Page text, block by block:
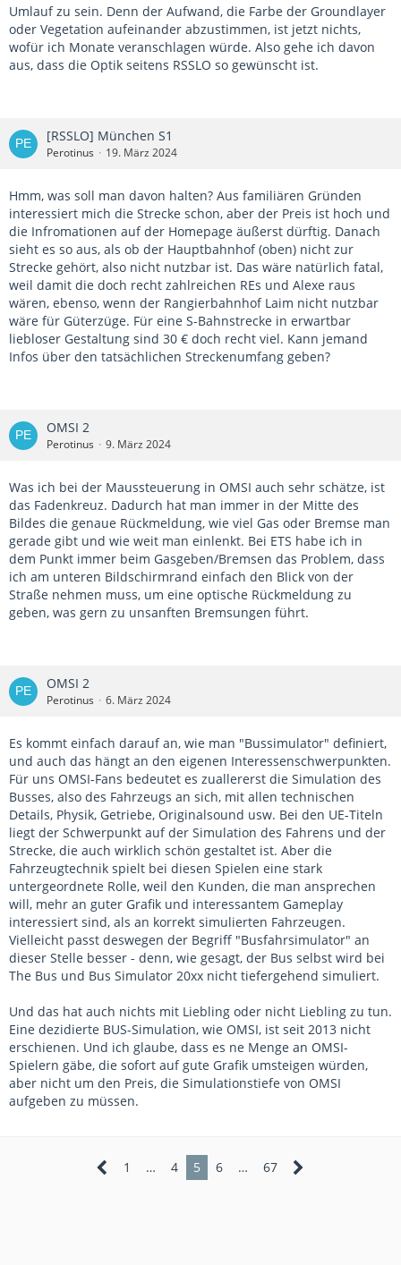
Umlauf zu sein. Denn der Aufwand, die Farbe der Groundlayer
oder Vegetation aufeinander abzustimmen, ist jetzt nichts,
wofür ich Monate veranschlagen würde. Also gehe ich davon
aus, dass die Optik seitens RSSLO so gewünscht ist.
[RSSLO] München S1
Perotinus 19. März 2024
Hmm, was soll man davon halten? Aus familiären Gründen
interessiert mich die Strecke schon, aber der Preis ist hoch und
die Infromationen auf der Homepage äußerst dürftig. Danach
sieht es so aus, als ob der Hauptbahnhof (oben) nicht zur
Strecke gehört, also nicht nutzbar ist. Das wäre natürlich fatal,
weil damit die doch recht zahlreichen REs und Alexe raus
wären, ebenso, wenn der Rangierbahnhof Laim nicht nutzbar
wäre für Güterzüge. Für eine S-Bahnstrecke in erwartbar
liebloser Gestaltung sind 30 € doch recht viel. Kann jemand
Infos über den tatsächlichen Streckenumfang geben?
OMSI 2
Perotinus 9. März 2024
Was ich bei der Maussteuerung in OMSI auch sehr schätze, ist
das Fadenkreuz. Dadurch hat man immer in der Mitte des
Bildes die genaue Rückmeldung, wie viel Gas oder Bremse man
gerade gibt und wie weit man einlenkt. Bei ETS habe ich in
dem Punkt immer beim Gasgeben/Bremsen das Problem, dass
ich am unteren Bildschirmrand einfach den Blick von der
Straße nehmen muss, um eine optische Rückmeldung zu
geben, was gern zu unsanften Bremsungen führt.
OMSI 2
Perotinus 6. März 2024
Es kommt einfach darauf an, wie man "Bussimulator" definiert,
und auch das hängt an den eigenen Interessenschwerpunkten.
Für uns OMSI-Fans bedeutet es zuallererst die Simulation des
Busses, also des Fahrzeugs an sich, mit allen technischen
Details, Physik, Getriebe, Originalsound usw. Bei den UE-Titeln
liegt der Schwerpunkt auf der Simulation des Fahrens und der
Strecke, die auch wirklich schön gestaltet ist. Aber die
Fahrzeugtechnik spielt bei diesen Spielen eine stark
untergeordnete Rolle, weil den Kunden, die man ansprechen
will, mehr an guter Grafik und interessantem Gameplay
interessiert sind, als an korrekt simulierten Fahrzeugen.
Vielleicht passt deswegen der Begriff "Busfahrsimulator" an
dieser Stelle besser - denn, wie gesagt, der Bus selbst wird bei
The Bus und Bus Simulator 20xx nicht tiefergehend simuliert.
Und das hat auch nichts mit Liebling oder nicht Liebling zu tun.
Eine dezidierte BUS-Simulation, wie OMSI, ist seit 2013 nicht
erschienen. Und ich glaube, dass es ne Menge an OMSI-
Spielern gäbe, die sofort auf gute Grafik umsteigen würden,
aber nicht um den Preis, die Simulationstiefe von OMSI
aufgeben zu müssen.
1 … 4 5 6 … 67